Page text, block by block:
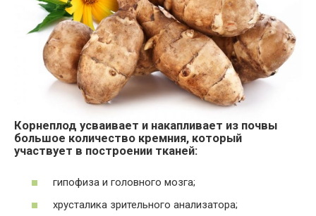
Корнеплод усваивает и накапливает из почвы
большое количество кремния, который
участвует в построении тканей:
гипофиза и головного мозга;
хрусталика зрительного анализатора;